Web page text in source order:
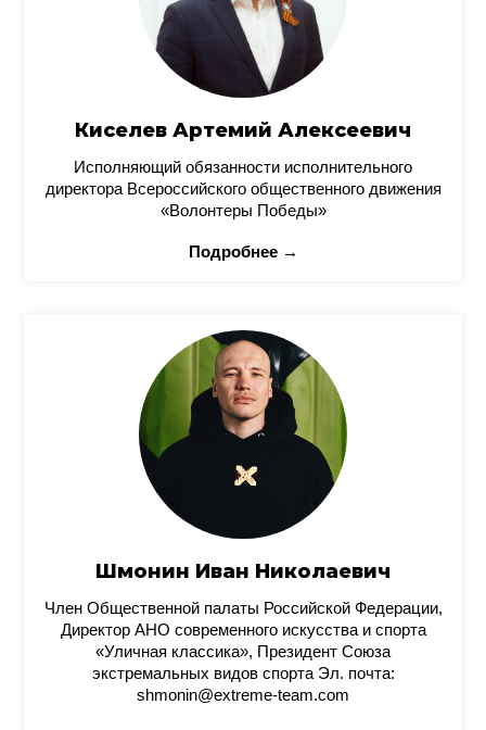
Киселев Артемий Алексеевич
Исполняющий обязанности исполнительного
директора Всероссийского общественного движения
«Волонтеры Победы»
Подробнее →
Шмонин Иван Николаевич
Член Общественной палаты Российской Федерации,
Директор АНО современного искусства и спорта
«Уличная классика», Президент Союза
экстремальных видов спорта Эл. почта:
shmonin@extreme-team.com